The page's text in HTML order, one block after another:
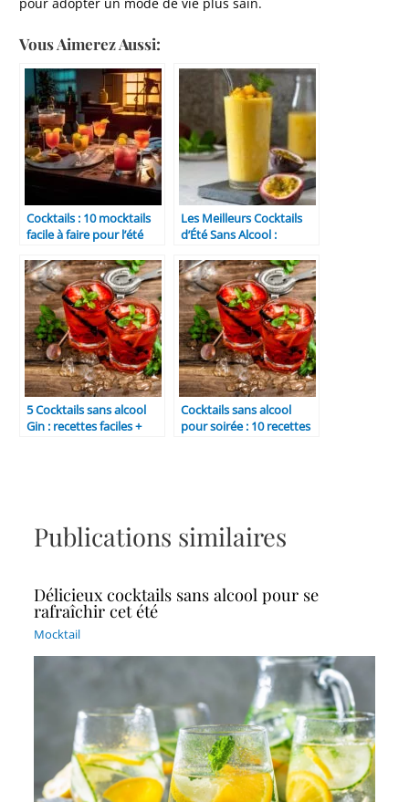
Vous Aimerez Aussi:
Cocktails : 10 mocktails
facile à faire pour l’été
Les Meilleurs Cocktails
d’Été Sans Alcool :
!
5 Cocktails sans alcool
Gin : recettes faciles +
Cocktails sans alcool
pour soirée : 10 recettes
Publications similaires
Délicieux cocktails sans alcool pour se
rafraîchir cet été
Mocktail